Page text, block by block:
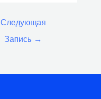
Следующая
Запись →